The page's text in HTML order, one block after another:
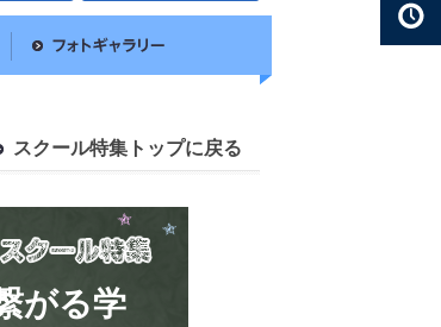
スクール特集トップに戻る
がる学